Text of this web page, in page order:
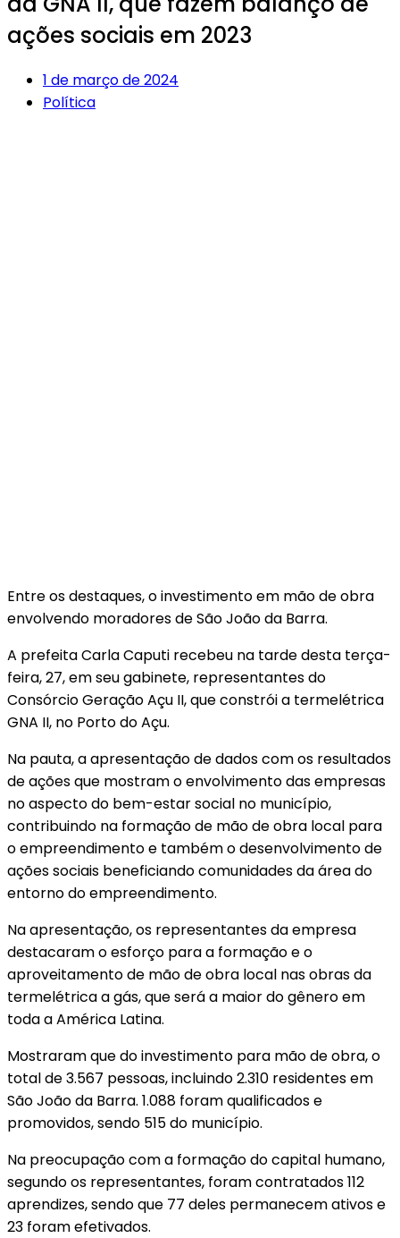
ações sociais em 2023
1 de março de 2024
Política
Entre os destaques, o investimento em mão de obra
envolvendo moradores de São João da Barra.
A prefeita Carla Caputi recebeu na tarde desta terça-
feira, 27, em seu gabinete, representantes do
Consórcio Geração Açu II, que constrói a termelétrica
GNA II, no Porto do Açu.
Na pauta, a apresentação de dados com os resultados
de ações que mostram o envolvimento das empresas
no aspecto do bem-estar social no município,
contribuindo na formação de mão de obra local para
o empreendimento e também o desenvolvimento de
ações sociais beneficiando comunidades da área do
entorno do empreendimento.
Na apresentação, os representantes da empresa
destacaram o esforço para a formação e o
aproveitamento de mão de obra local nas obras da
termelétrica a gás, que será a maior do gênero em
toda a América Latina.
Mostraram que do investimento para mão de obra, o
total de 3.567 pessoas, incluindo 2.310 residentes em
São João da Barra. 1.088 foram qualificados e
promovidos, sendo 515 do município.
Na preocupação com a formação do capital humano,
segundo os representantes, foram contratados 112
aprendizes, sendo que 77 deles permanecem ativos e
23 foram efetivados.